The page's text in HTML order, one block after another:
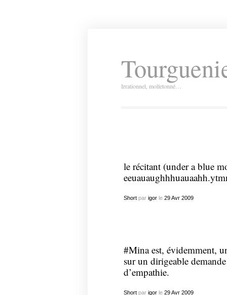
Irrationnel, molletonné…
le récitant (under a blue
Shortpar igorle 29 Avr 2009
#Mina est, évidemment,
sur un dirigeable
d’empathie.
Shortpar igorle 29 Avr 2009